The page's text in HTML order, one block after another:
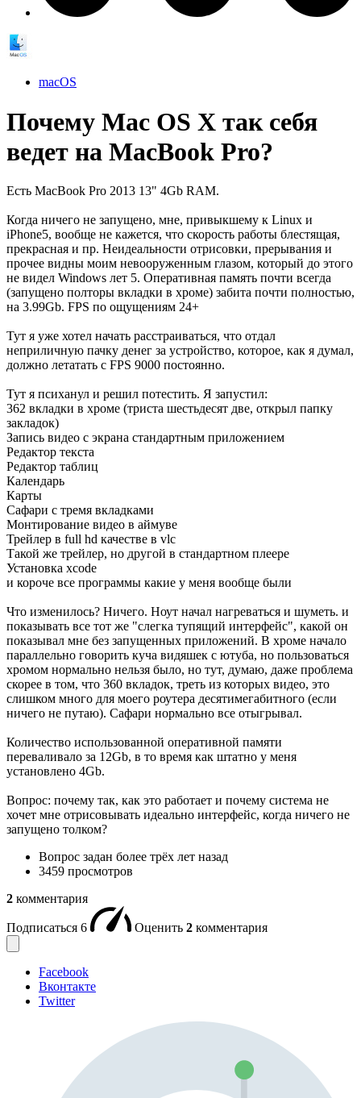
macOS
Почему Mac OS X так себя
ведет на MacBook Pro?
Есть MacBook Pro 2013 13" 4Gb RAM.
Когда ничего не запущено, мне, привыкшему к Linux и
iPhone5, вообще не кажется, что скорость работы блестящая,
прекрасная и пр. Неидеальности отрисовки, прерывания и
прочее видны моим невооруженным глазом, который до этого
не видел Windows лет 5. Оперативная память почти всегда
(запущено полторы вкладки в хроме) забита почти полностью,
на 3.99Gb. FPS по ощущениям 24+
Тут я уже хотел начать расстраиваться, что отдал
неприличную пачку денег за устройство, которое, как я думал,
должно летатать с FPS 9000 постоянно.
Тут я психанул и решил потестить. Я запустил:
362 вкладки в хроме (триста шестьдесят две, открыл папку
закладок)
Запись видео с экрана стандартным приложением
Редактор текста
Редактор таблиц
Календарь
Карты
Сафари с тремя вкладками
Монтирование видео в аймуве
Трейлер в full hd качестве в vlc
Такой же трейлер, но другой в стандартном плеере
Установка xcode
и короче все программы какие у меня вообще были
Что изменилось? Ничего. Ноут начал нагреваться и шуметь. и
показывать все тот же "слегка тупящий интерфейс", какой он
показывал мне без запущенных приложений. В хроме начало
параллельно говорить куча видяшек с ютуба, но пользоваться
хромом нормально нельзя было, но тут, думаю, даже проблема
скорее в том, что 360 вкладок, треть из которых видео, это
слишком много для моего роутера десятимегабитного (если
ничего не путаю). Сафари нормально все отыгрывал.
Количество использованной оперативной памяти
переваливало за 12Gb, в то время как штатно у меня
установлено 4Gb.
Вопрос: почему так, как это работает и почему система не
хочет мне отрисовывать идеально интерфейс, когда ничего не
запущено толком?
Вопрос задан более трёх лет назад
3459 просмотров
2 комментария
Подписаться 6 Оценить 2 комментария
Facebook
Вконтакте
Twitter